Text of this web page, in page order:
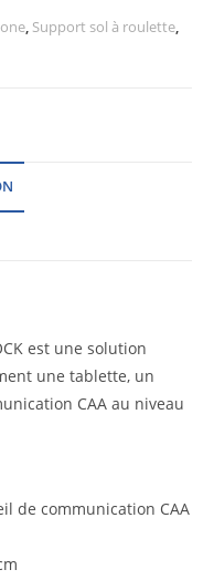
, Support sol à roulette,
est une solution
une tablette, un
CAA au niveau
de communication CAA